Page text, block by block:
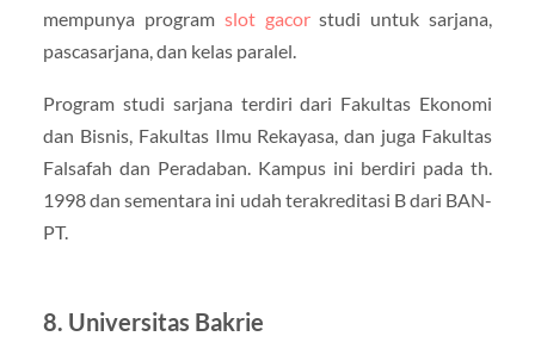
mempunya program slot gacorstudi untuk sarjana,
pascasarjana, dan kelas paralel.
Program studi sarjana terdiri dari Fakultas Ekonomi
dan Bisnis, Fakultas Ilmu Rekayasa, dan juga Fakultas
Falsafah dan Peradaban. Kampus ini berdiri pada th.
1998 dan sementara ini udah terakreditasi B dari BAN-
PT.
8. Universitas Bakrie